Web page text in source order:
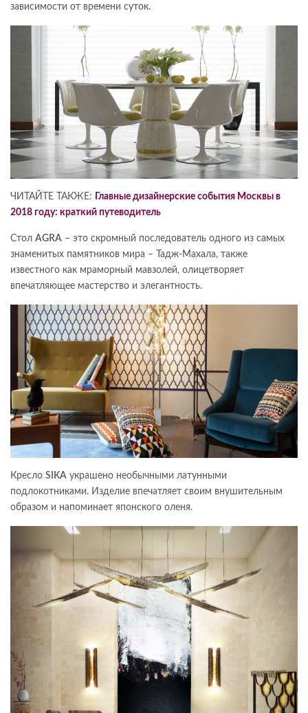
зависимости от времени суток.
ЧИТАЙТЕ ТАКЖЕ:
Главные дизайнерские события Москвы в
2018 году: краткий путеводитель
Стол AGRA – это скромный последователь одного из самых
знаменитых памятников мира – Тадж-Махала, также
известного как мраморный мавзолей, олицетворяет
впечатляющее мастерство и элегантность.
Кресло SIKA украшено необычными латунными
подлокотниками. Изделие впечатляет своим внушительным
образом и напоминает японского оленя.